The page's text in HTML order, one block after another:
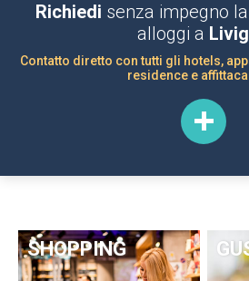
Richiedi senza impegno la
alloggi a
Contatto diretto con tutti gli hotels,
residence e
SHOPPING